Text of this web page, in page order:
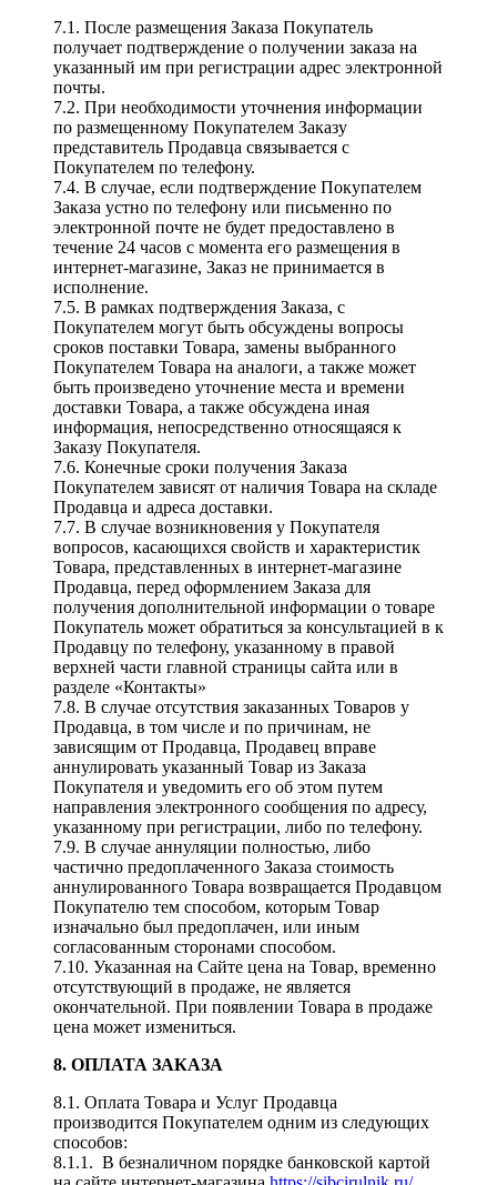
7.1. После размещения Заказа Покупатель
получает подтверждение о получении заказа на
указанный им при регистрации адрес электронной
почты.
7.2. При необходимости уточнения информации
по размещенному Покупателем Заказу
представитель Продавца связывается с
Покупателем по телефону.
7.4. В случае, если подтверждение Покупателем
Заказа устно по телефону или письменно по
электронной почте не будет предоставлено в
течение 24 часов с момента его размещения в
интернет-магазине, Заказ не принимается в
исполнение.
7.5. В рамках подтверждения Заказа, с
Покупателем могут быть обсуждены вопросы
сроков поставки Товара, замены выбранного
Покупателем Товара на аналоги, а также может
быть произведено уточнение места и времени
доставки Товара, а также обсуждена иная
информация, непосредственно относящаяся к
Заказу Покупателя.
7.6. Конечные сроки получения Заказа
Покупателем зависят от наличия Товара на складе
Продавца и адреса доставки.
7.7. В случае возникновения у Покупателя
вопросов, касающихся свойств и характеристик
Товара, представленных в интернет-магазине
Продавца, перед оформлением Заказа для
получения дополнительной информации о товаре
Покупатель может обратиться за консультацией в к
Продавцу по телефону, указанному в правой
верхней части главной страницы сайта или в
разделе «Контакты»
7.8. В случае отсутствия заказанных Товаров у
Продавца, в том числе и по причинам, не
зависящим от Продавца, Продавец вправе
аннулировать указанный Товар из Заказа
Покупателя и уведомить его об этом путем
направления электронного сообщения по адресу,
указанному при регистрации, либо по телефону.
7.9. В случае аннуляции полностью, либо
частично предоплаченного Заказа стоимость
аннулированного Товара возвращается Продавцом
Покупателю тем способом, которым Товар
изначально был предоплачен, или иным
согласованным сторонами способом.
7.10. Указанная на Сайте цена на Товар, временно
отсутствующий в продаже, не является
окончательной. При появлении Товара в продаже
цена может измениться.
8. ОПЛАТА ЗАКАЗА
8.1. Оплата Товара и Услуг Продавца
производится Покупателем одним из следующих
способов:
8.1.1. В безналичном порядке банковской картой